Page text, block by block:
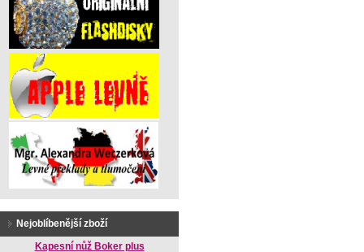
Nejoblíbenější zboží
Kapesní nůž Boker plus